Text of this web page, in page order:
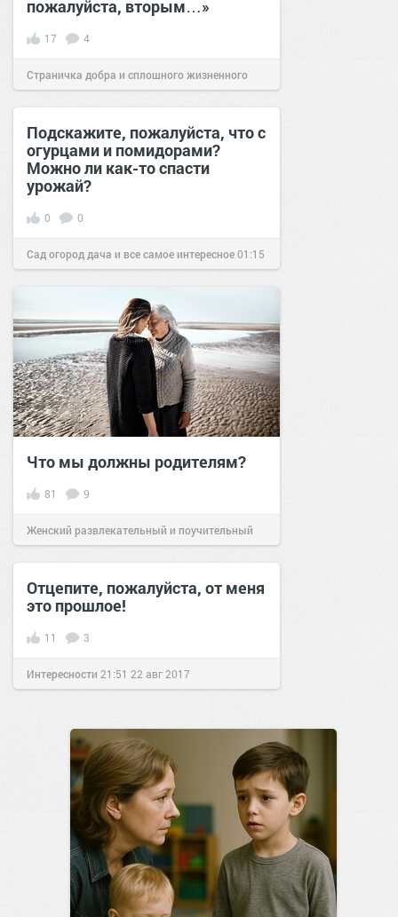
пожалуйста, вторым…»
17 4
Страничка добра и сплошного жизненного
позитива! 23:03 19 июн 2023
Подскажите, пожалуйста, что с
огурцами и помидорами?
Можно ли как-то спасти
урожай?
0 0
Сад огород дача и все самое интересное01:15
Что мы должны родителям?
81 9
Женский развлекательный и поучительный
сайт.16:54 08 май 2022
Отцепите, пожалуйста, от меня
это прошлое!
11 3
Интересности 21:51 22 авг 2017